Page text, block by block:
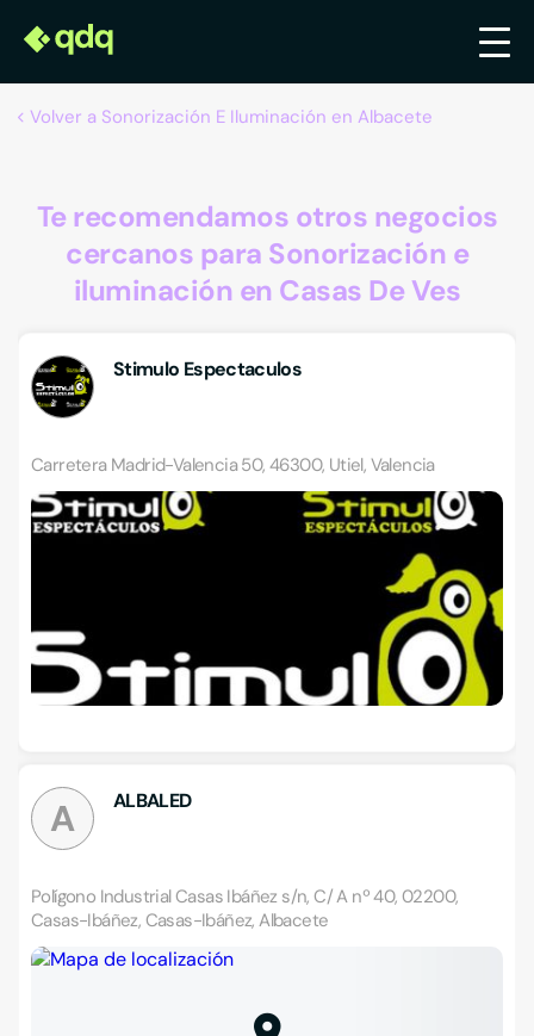
Volver a Sonorización E Iluminación en Albacete
Te recomendamos otros negocios
cercanos para Sonorización e
iluminación en Casas De Ves
Stimulo Espectaculos
Carretera Madrid-Valencia 50, 46300, Utiel, Valencia
A ALBALED
Polígono Industrial Casas Ibáñez s/n, C/ A nº 40, 02200,
Casas-Ibáñez, Casas-Ibáñez, Albacete